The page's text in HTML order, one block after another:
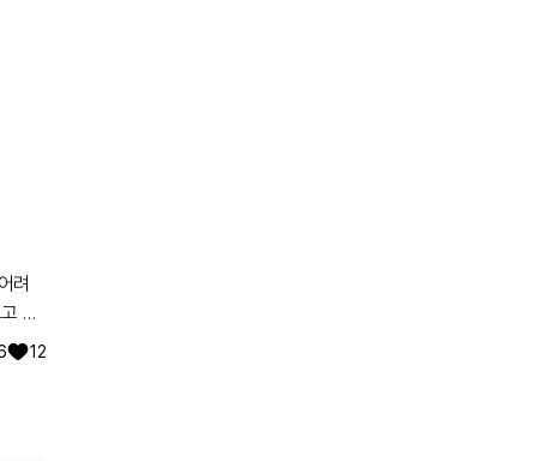
번12